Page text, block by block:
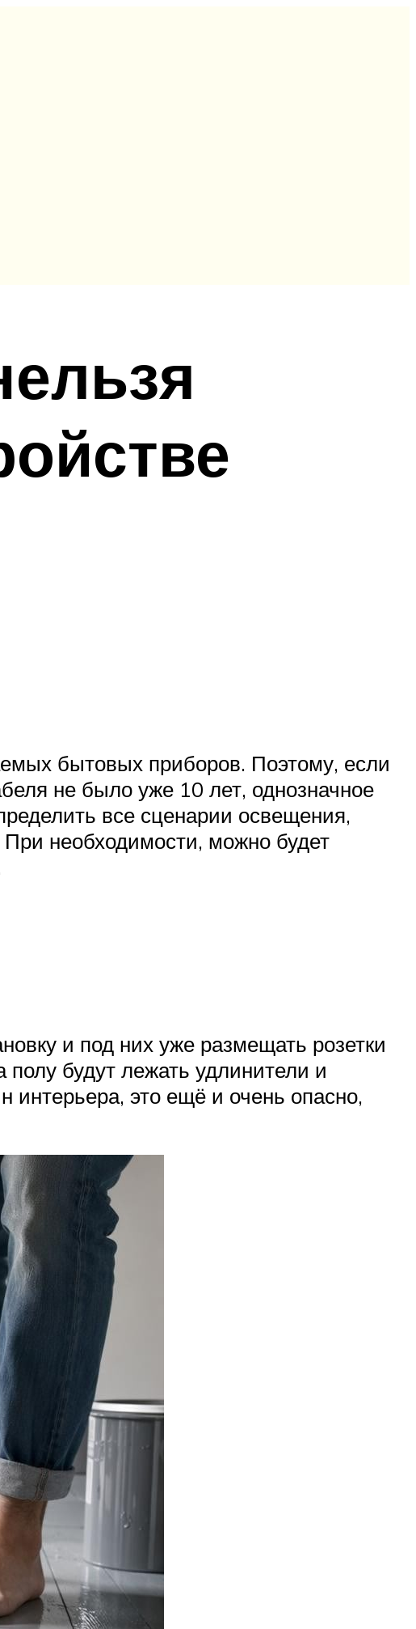
бытовых приборов. Поэтому, если
не было уже 10 лет, однозначное
все сценарии освещения,
необходимости, можно будет
и под них уже размещать розетки
полу будут лежать удлинители и
интерьера, это ещё и очень опасно,